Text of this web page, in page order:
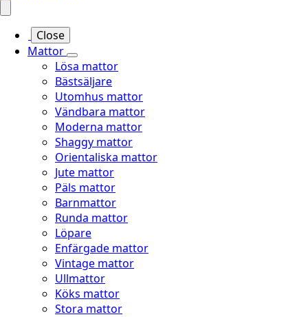
Close
Mattor
Lösa mattor
Bästsäljare
Utomhus mattor
Vändbara mattor
Moderna mattor
Shaggy mattor
Orientaliska mattor
Jute mattor
Päls mattor
Barnmattor
Runda mattor
Löpare
Enfärgade mattor
Vintage mattor
Ullmattor
Köks mattor
Stora mattor